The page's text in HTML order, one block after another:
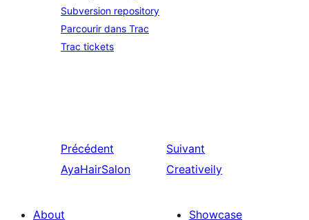
Subversion repository
Parcourir dans Trac
Trac tickets
Précédent
AyaHairSalon
Suivant
Creativeily
About
Showcase